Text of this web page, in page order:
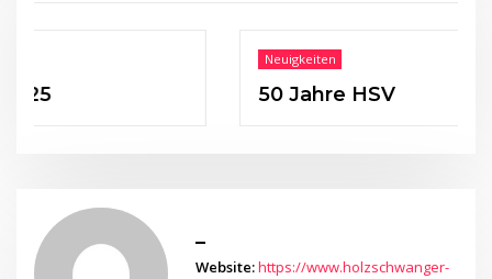
Neuigkeiten
50 Jahre HSV
_
Website:https://www.holzschwanger-